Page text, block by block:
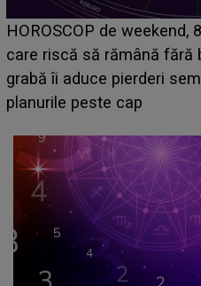
Emanuel a ținut ACEST
acum! În fața Alexandrei,
face o MĂRTURISIRE
sa: "I-am spus și ei în față,